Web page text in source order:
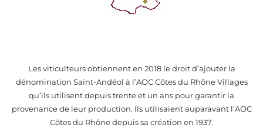
Les viticulteurs obtiennent en 2018 le droit d’ajouter la
dénomination Saint-Andéol à l’AOC Côtes du Rhône Villages
qu’ils utilisent depuis trente et un ans pour garantir la
provenance de leur production. Ils utilisaient auparavant l’AOC
Côtes du Rhône depuis sa création en 1937.